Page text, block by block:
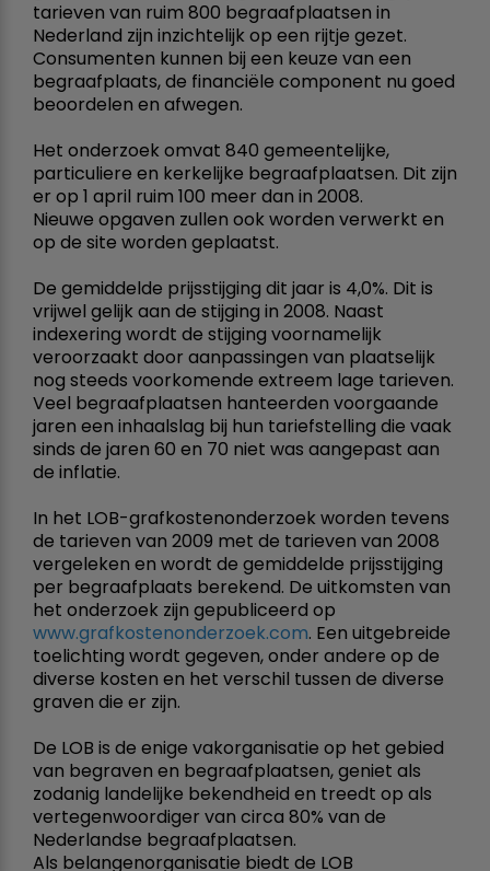
tarieven van ruim 800 begraafplaatsen in
Nederland zijn inzichtelijk op een rijtje gezet.
Consumenten kunnen bij een keuze van een
begraafplaats, de financiële component nu goed
beoordelen en afwegen.
Het onderzoek omvat 840 gemeentelijke,
particuliere en kerkelijke begraafplaatsen. Dit zijn
er op 1 april ruim 100 meer dan in 2008.
Nieuwe opgaven zullen ook worden verwerkt en
op de site worden geplaatst.
De gemiddelde prijsstijging dit jaar is 4,0%. Dit is
vrijwel gelijk aan de stijging in 2008. Naast
indexering wordt de stijging voornamelijk
veroorzaakt door aanpassingen van plaatselijk
nog steeds voorkomende extreem lage tarieven.
Veel begraafplaatsen hanteerden voorgaande
jaren een inhaalslag bij hun tariefstelling die vaak
sinds de jaren 60 en 70 niet was aangepast aan
de inflatie.
In het LOB-grafkostenonderzoek worden tevens
de tarieven van 2009 met de tarieven van 2008
vergeleken en wordt de gemiddelde prijsstijging
per begraafplaats berekend. De uitkomsten van
het onderzoek zijn gepubliceerd op
www.grafkostenonderzoek.com. Een uitgebreide
toelichting wordt gegeven, onder andere op de
diverse kosten en het verschil tussen de diverse
graven die er zijn.
De LOB is de enige vakorganisatie op het gebied
van begraven en begraafplaatsen, geniet als
zodanig landelijke bekendheid en treedt op als
vertegenwoordiger van circa 80% van de
Nederlandse begraafplaatsen.
Als belangenorganisatie biedt de LOB